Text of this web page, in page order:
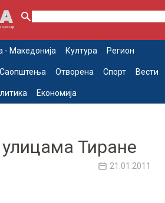
- Македонија Култура Регион
Саопштења Отворена Спорт Вести
Економија
Тиране
21.01.2011